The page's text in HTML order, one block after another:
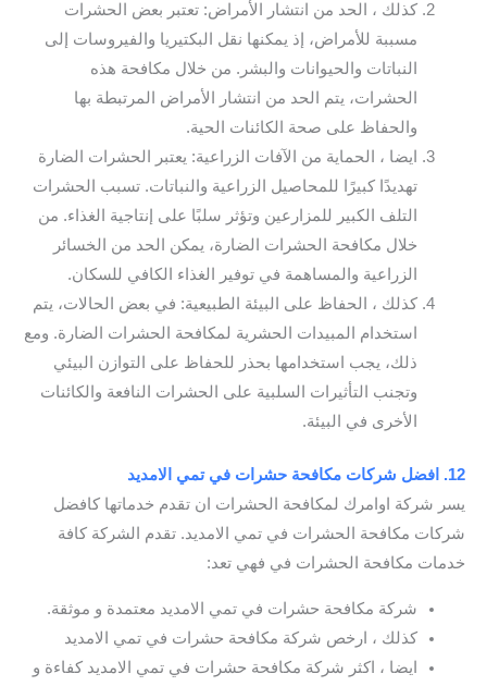
كذلك ، الحد من انتشار الأمراض: تعتبر بعض الحشرات
مسببة للأمراض، إذ يمكنها نقل البكتيريا والفيروسات إلى
النباتات والحيوانات والبشر. من خلال مكافحة هذه
الحشرات، يتم الحد من انتشار الأمراض المرتبطة بها
والحفاظ على صحة الكائنات الحية.
ايضا ، الحماية من الآفات الزراعية: يعتبر الحشرات الضارة
تهديدًا كبيرًا للمحاصيل الزراعية والنباتات. تسبب الحشرات
التلف الكبير للمزارعين وتؤثر سلبًا على إنتاجية الغذاء. من
خلال مكافحة الحشرات الضارة، يمكن الحد من الخسائر
الزراعية والمساهمة في توفير الغذاء الكافي للسكان.
كذلك ، الحفاظ على البيئة الطبيعية: في بعض الحالات، يتم
استخدام المبيدات الحشرية لمكافحة الحشرات الضارة. ومع
ذلك، يجب استخدامها بحذر للحفاظ على التوازن البيئي
وتجنب التأثيرات السلبية على الحشرات النافعة والكائنات
الأخرى في البيئة.
12. افضل شركات مكافحة حشرات في تمي الامديد
يسر شركة اوامرك لمكافحة الحشرات ان تقدم خدماتها كافضل
شركات مكافحة الحشرات في تمي الامديد. تقدم الشركة كافة
خدمات مكافحة الحشرات في فهي تعد:
شركة مكافحة حشرات في تمي الامديد معتمدة و موثقة.
كذلك ، ارخص شركة مكافحة حشرات في تمي الامديد
ايضا ، اكثر شركة مكافحة حشرات في تمي الامديد كفاءة و